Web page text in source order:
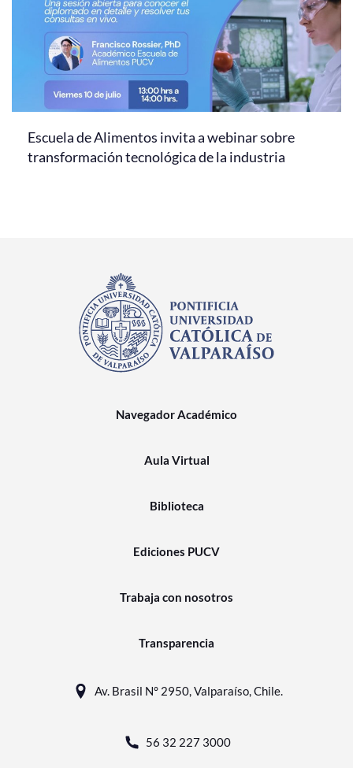
Escuela de Alimentos invita a webinar sobre
transformación tecnológica de la industria
Navegador Académico
Aula Virtual
Biblioteca
Ediciones PUCV
Trabaja con nosotros
Transparencia
Av. Brasil N° 2950, Valparaíso, Chile.
56 32 227 3000